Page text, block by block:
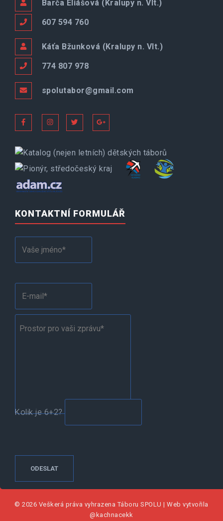
Barča Eliášová (Kralupy n. Vlt.)
607 594 760
Káťa Bžunková (Kralupy n. Vlt.)
774 807 978
spolutabor@gmail.com
KONTAKTNÍ FORMULÁŘ
Kolik je 6+2?
© 2026 Veškerá práva vyhrazenaTáboru SPOLU |Web vytvořila
@kachnacekk